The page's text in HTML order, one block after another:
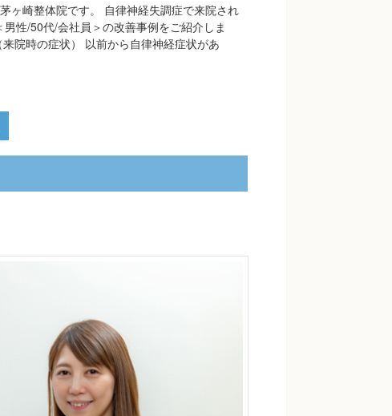
ヶ崎整体院です。 自律神経失調症で来院され
男性/50代/会社員＞の改善事例をご紹介しま
院時の症状） 以前から自律神経症状があ